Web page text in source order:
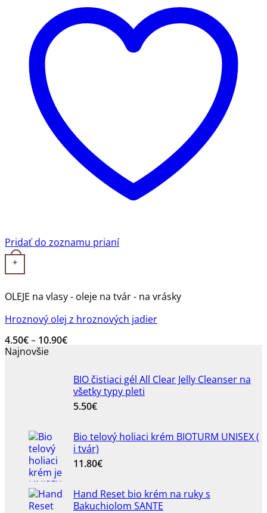
Pridať do zoznamu prianí
+
Tento produkt má viacero variantov. Možnosti si môžete
OLEJE na vlasy - oleje na tvár - na vrásky
Hroznový olej z hroznových jadier
4.50€– 10.90€Price
10.90€
Najnovšie
BIO čistiaci gél All Clear Jelly Cleanser na
všetky typy pleti
5.50€
Bio telový holiaci krém BIOTURM UNISEX (
i tvár)
11.80€
Hand Reset bio krém na ruky s
Bakuchiolom SANTE